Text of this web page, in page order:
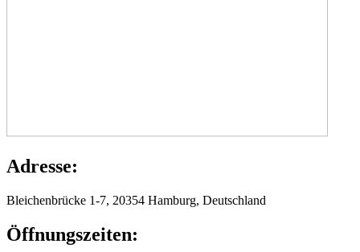
Adresse:
Bleichenbrücke 1-7, 20354 Hamburg, Deutschland
Öffnungszeiten: